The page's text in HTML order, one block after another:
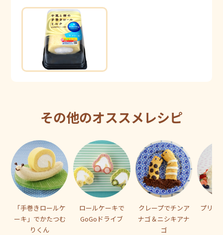
その他のオススメレシピ
「手巻きロールケ
ーキ」でかたつむ
りくん
ロールケーキで
GoGoドライブ
クレープでチンア
ナゴ＆ニシキアナ
ゴ
プリン